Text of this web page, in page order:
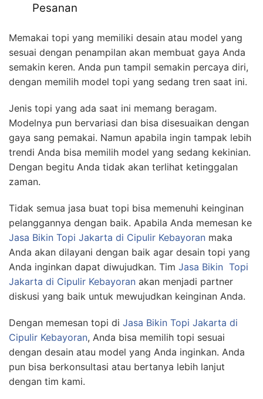
Pesanan
Memakai topi yang memiliki desain atau model yang
sesuai dengan penampilan akan membuat gaya Anda
semakin keren. Anda pun tampil semakin percaya diri,
dengan memilih model topi yang sedang tren saat ini.
Jenis topi yang ada saat ini memang beragam.
Modelnya pun bervariasi dan bisa disesuaikan dengan
gaya sang pemakai. Namun apabila ingin tampak lebih
trendi Anda bisa memilih model yang sedang kekinian.
Dengan begitu Anda tidak akan terlihat ketinggalan
zaman.
Tidak semua jasa buat topi bisa memenuhi keinginan
pelanggannya dengan baik. Apabila Anda memesan ke
Jasa Bikin Topi Jakarta di Cipulir Kebayoran maka
Anda akan dilayani dengan baik agar desain topi yang
Anda inginkan dapat diwujudkan. Tim Jasa Bikin Topi
Jakarta di Cipulir Kebayoran akan menjadi partner
diskusi yang baik untuk mewujudkan keinginan Anda.
Dengan memesan topi di Jasa Bikin Topi Jakarta di
Cipulir Kebayoran, Anda bisa memilih topi sesuai
dengan desain atau model yang Anda inginkan. Anda
pun bisa berkonsultasi atau bertanya lebih lanjut
dengan tim kami.